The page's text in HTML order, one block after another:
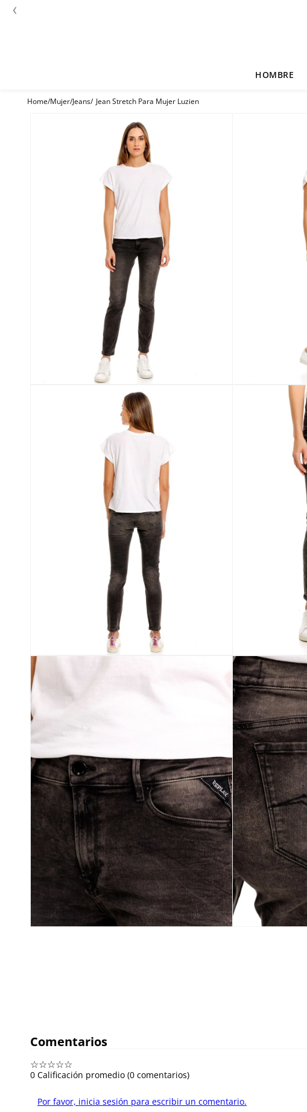
‹
HOMBRE
Mujer Jeans Jean Stretch Para Mujer Luzien
Comentarios
☆☆☆☆☆
0 Calificación promedio (0 comentarios)
Por favor, inicia sesión para escribir un comentario.